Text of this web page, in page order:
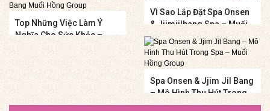
Top Những Việc Làm Ý
Nghĩa Cho Sức Khỏe –
Onsen & Jjim Jil Bang
Muối Hồng Group
Vì Sao Lắp Đặt Spa Onsen
& Jjimjilbang Spa – Muối
Hồng Group
Spa Onsen & Jjim Jil Bang
– Mô Hình Thu Hút Trong
Spa – Muối Hồng Group